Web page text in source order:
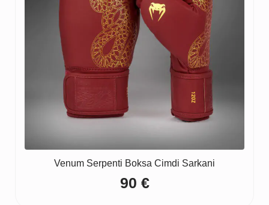
Venum Serpenti Boksa Cimdi Sarkani
90 €